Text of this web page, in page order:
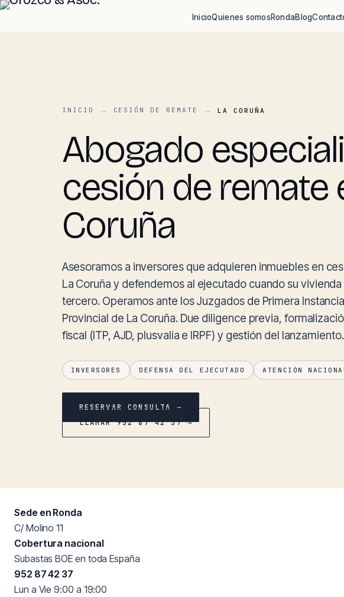
InicioQuienes somosRondaBlog
INICIO CESIÓN DE REMATE LA CORUÑA
Abogado
cesión de remate
Coruña
Asesoramos a inversores que adquieren inmuebles en
La Coruña y defendemos al ejecutado cuando su vivienda
tercero. Operamos ante los Juzgados de Primera
Provincial de La Coruña. Due diligence previa,
fiscal (ITP, AJD, plusvalía e IRPF) y gestión del lanzamiento.
INVERSORES DEFENSA DEL EJECUTADO ATENCIÓN
RESERVAR CONSULTA →
LLAMAR 952 87 42 37 →
Sede en Ronda
C/ Molino 11
Cobertura nacional
Subastas BOE en toda España
952 87 42 37
Lun a Vie 9:00 a 19:00